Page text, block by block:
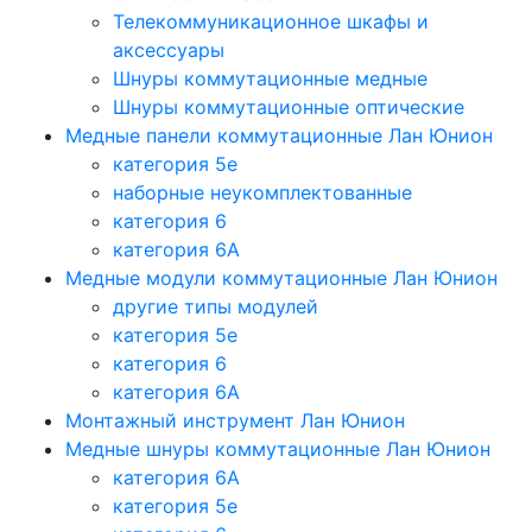
Телекоммуникационное шкафы и
аксессуары
Шнуры коммутационные медные
Шнуры коммутационные оптические
Медные панели коммутационные Лан Юнион
категория 5e
наборные неукомплектованные
категория 6
категория 6A
Медные модули коммутационные Лан Юнион
другие типы модулей
категория 5е
категория 6
категория 6A
Монтажный инструмент Лан Юнион
Медные шнуры коммутационные Лан Юнион
категория 6A
категория 5e